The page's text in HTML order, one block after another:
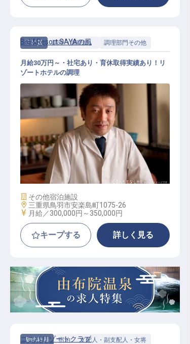
正社員 調理（調理師） 調理部門その他
調理部門その他 / 正社員
Bali&Resort SAYAの風
月給30万円～・社宅あり・育休取得実績あり！リ
ゾートホテルの調理
施設業態
その他宿泊施設
勤務地
三重県鳥羽市安楽島町1075-26
給与
月給／300,000円～ 350,000円
キープする 詳しく見る
契約社員 宿泊 支配人・副支配人・女将
ココパリゾートクラブ